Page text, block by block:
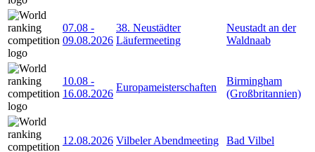
07.08 -
09.08.2026
38. Neustädter
Läufermeeting
Neustadt an der
Waldnaab
10.08 -
16.08.2026
Europameisterschaften
Birmingham
(Großbritannien)
12.08.2026 Vilbeler Abendmeeting Bad Vilbel